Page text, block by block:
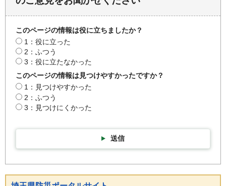
このページの情報は役に立ちましたか？
1：役に立った
2：ふつう
3：役に立たなかった
このページの情報は見つけやすかったですか？
1：見つけやすかった
2：ふつう
3：見つけにくかった
送信